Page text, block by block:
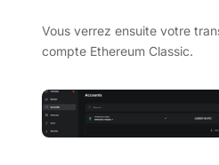
Vous verrez ensuite votre
compte Ethereum Classic.